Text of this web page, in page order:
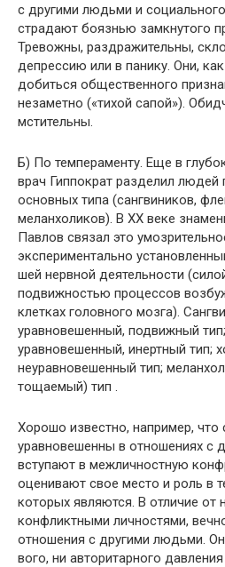
с другими людьми и
страдают боязнью замкнутого
Тревожны, раздражительны,
депрессию или в панику. Они,
добиться общественного
незаметно («тихой сапой»).
мстительны.
Б) По темпераменту. Еще в
врач Гиппократ разделил людей
основных типа (сангвиников,
меланхоликов). В XX веке
Павлов связал это
экспериментально
шей нервной деятельности
подвижностью процессов
клетках головного мозга).
уравновешенный, подвижный
уравновешенный, инертный тип;
неуравновешенный тип;
тощаемый) тип .
Хорошо известно, например, что
уравновешенны в отношениях с
вступают в межличностную
оценивают свое место и роль в
которых являются. В отличие от
конфликтными личностями,
отношения с другими людьми.
вого, ни авторитарного